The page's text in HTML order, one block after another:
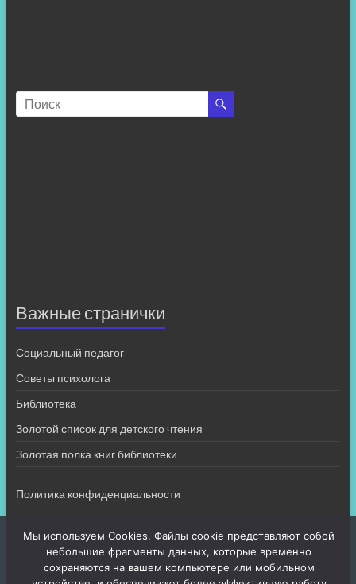
Важные странички
Социальный педагог
Советы психолога
Библиотека
Золотой список для детского чтения
Золотая полка книг библиотеки
Политика конфиденциальности
Мы используем Cookies. Файлы cookie представляют собой
небольшие фрагменты данных, которые временно
сохраняются на вашем компьютере или мобильном